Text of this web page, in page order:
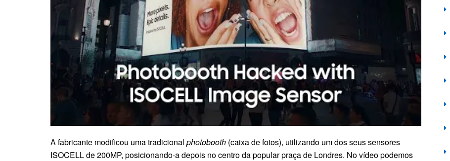
A fabricante modificou uma tradicional photobooth (caixa de fotos), utilizando um dos seus sensores
ISOCELL de 200MP, posicionando-a depois no centro da popular praça de Londres. No vídeo podemos